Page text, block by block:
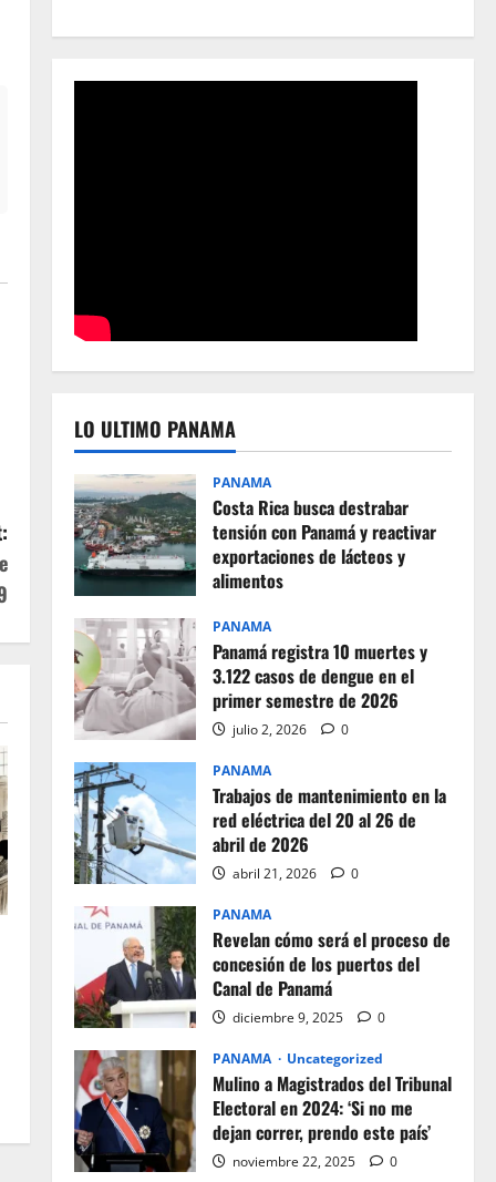
LO ULTIMO PANAMA
PANAMA
Costa Rica busca destrabar
tensión con Panamá y reactivar
exportaciones de lácteos y
alimentos
PANAMA
Panamá registra 10 muertes y
3.122 casos de dengue en el
primer semestre de 2026
julio 2, 2026 0
PANAMA
Trabajos de mantenimiento en la
red eléctrica del 20 al 26 de
abril de 2026
abril 21, 2026 0
PANAMA
Revelan cómo será el proceso de
concesión de los puertos del
Canal de Panamá
diciembre 9, 2025 0
PANAMA Uncategorized
Mulino a Magistrados del Tribunal
Electoral en 2024: ‘Si no me
dejan correr, prendo este país’
noviembre 22, 2025 0